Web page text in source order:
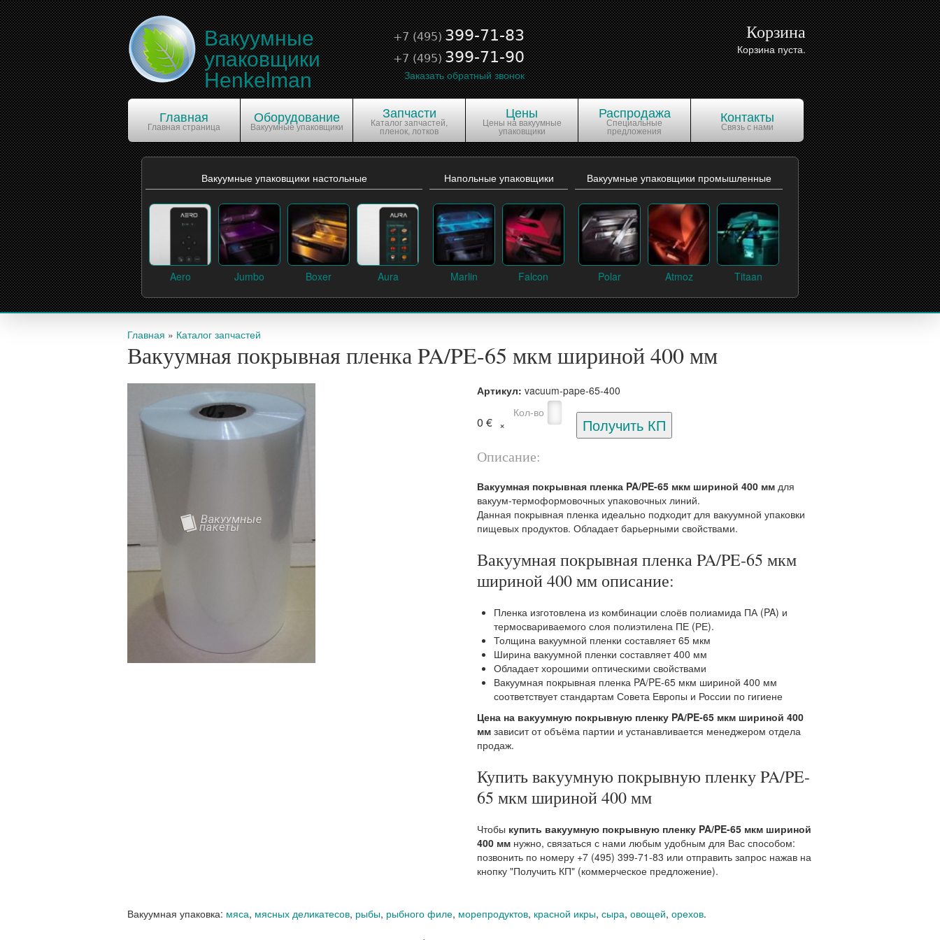
Вакуумные
упаковщики
Henkelman
+7 (495) 399-71-83
+7 (495) 399-71-90
Заказать обратный звонок
Корзина
Корзина пуста.
Главная
Главная страница
Оборудование
Вакуумные упаковщики
Запчасти
Каталог запчастей,
пленок, лотков
Цены
Цены на вакуумные
упаковщики
Распродажа
Специальные
предложения
Контакты
Связь с нами
Вакуумные упаковщики настольные
Aero Jumbo Boxer Aura
Напольные упаковщики
Marlin Falcon
Вакуумные упаковщики промышленные
Polar Atmoz Titaan
Вы здесь
Главная » Каталог запчастей
Вакуумная покрывная пленка PA/PE-65 мкм шириной 400 мм
Артикул: vacuum-pape-65-400
0 €
Кол-во
Описание:
Вакуумная покрывная пленка PA/PE-65 мкм шириной 400 ммдля
вакуум-термоформовочных упаковочных линий.
Данная покрывная пленка идеально подходит для вакуумной упаковки
пищевых продуктов. Обладает барьерными свойствами.
Вакуумная покрывная пленка PA/PE-65 мкм
шириной 400 мм описание:
Пленка изготовлена из комбинации слоёв полиамида ПА (PA) и
термосвариваемого слоя полиэтилена ПЕ (РЕ).
Толщина вакуумной пленки составляет 65 мкм
Ширина вакуумной пленки составляет 400 мм
Обладает хорошими оптическими свойствами
Вакуумная покрывная пленка PA/PE-65 мкм шириной 400 мм
соответствует стандартам Совета Европы и России по гигиене
Цена на вакуумную покрывную пленку PA/PE-65 мкм шириной 400
ммзависит от объёма партии и устанавливается менеджером отдела
продаж.
Купить вакуумную покрывную пленку PA/PE-
65 мкм шириной 400 мм
Чтобы купить вакуумную покрывную пленку PA/PE-65 мкм шириной
400 ммнужно, связаться с нами любым удобным для Вас способом:
позвонить по номеру +7 (495) 399-71-83 или отправить запрос нажав на
кнопку "Получить КП" (коммерческое предложение).
Вакуумная упаковка: мяса, мясных деликатесов, рыбы, рыбного филе, морепродуктов, красной икры, сыра, овощей, орехов.